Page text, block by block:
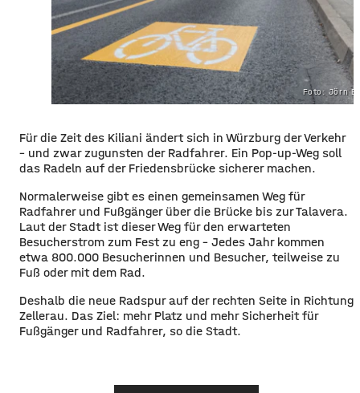
Foto: Jörn
Für die Zeit des Kiliani ändert sich in Würzburg der Verkehr
– und zwar zugunsten der Radfahrer. Ein Pop-up-Weg soll
das Radeln auf der Friedensbrücke sicherer machen.
Normalerweise gibt es einen gemeinsamen Weg für
Radfahrer und Fußgänger über die Brücke bis zur Talavera.
Laut der Stadt ist dieser Weg für den erwarteten
Besucherstrom zum Fest zu eng – Jedes Jahr kommen
etwa 800.000 Besucherinnen und Besucher, teilweise zu
Fuß oder mit dem Rad.
Deshalb die neue Radspur auf der rechten Seite in Richtung
Zellerau. Das Ziel: mehr Platz und mehr Sicherheit für
Fußgänger und Radfahrer, so die Stadt.